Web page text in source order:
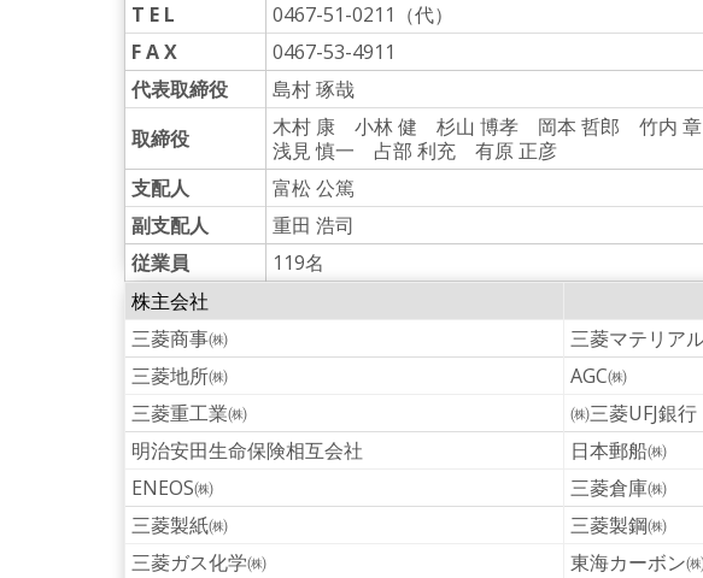
T E L
0467-51-0211（代）
F A X
0467-53-4911
代表取締役
島村 琢哉
取締役
木村 康 小林 健 杉山 博孝 岡本 哲郎 竹内
浅見 慎一 占部 利充 有原 正彦
支配人
富松 公篤
副支配人
重田 浩司
従業員
119名
株主会社
三菱商事㈱
三菱マテリア
三菱地所㈱
AGC㈱
三菱重工業㈱
㈱三菱UFJ銀行
明治安田生命保険相互会社
日本郵船㈱
ENEOS㈱
三菱倉庫㈱
三菱製紙㈱
三菱製鋼㈱
三菱ガス化学㈱
東海カーボン